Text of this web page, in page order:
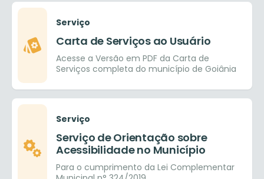
Serviço
Carta de Serviços ao Usuário
Acesse a Versão em PDF da Carta de
Serviços completa do município de Goiânia
Serviço
Serviço de Orientação sobre
Acessibilidade no Município
Para o cumprimento da Lei Complementar